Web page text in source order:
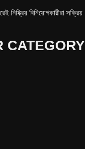
নিষ্ক্রিয় বিনিয়োগকারীরা সক্রিয়
CATEGORY